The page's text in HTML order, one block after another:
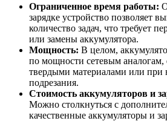
Ограниченное время работы:
зарядке устройство позволяет
количество задач, что требует
или замены аккумулятора.
Мощность: В целом,
по мощности сетевым аналогам,
твердыми материалами или при
подрезания.
Стоимость аккумуляторов и
Можно столкнуться с
качественные аккумуляторы и